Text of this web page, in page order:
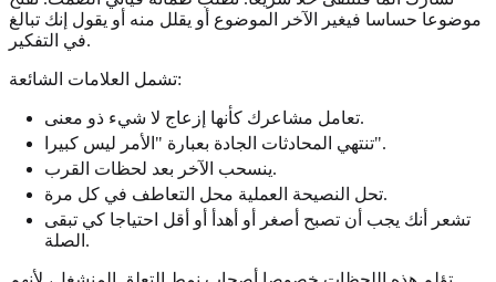
موضوعا حساسا فيغير الآخر الموضوع أو يقلل منه أو يقول إنك تبالغ
في التفكير.
تشمل العلامات الشائعة:
تعامل مشاعرك كأنها إزعاج لا شيء ذو معنى.
تنتهي المحادثات الجادة بعبارة "الأمر ليس كبيرا".
ينسحب الآخر بعد لحظات القرب.
تحل النصيحة العملية محل التعاطف في كل مرة.
تشعر أنك يجب أن تصبح أصغر أو أهدأ أو أقل احتياجا كي تبقى
الصلة.